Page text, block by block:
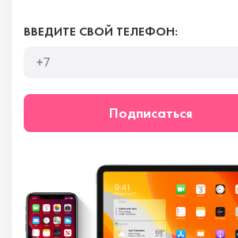
ВВЕДИТЕ СВОЙ ТЕЛЕФОН:
Подписаться